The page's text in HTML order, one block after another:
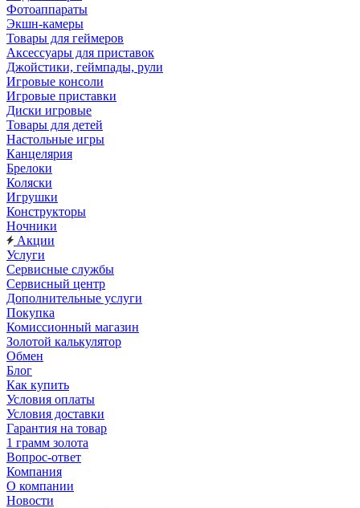
Фотоаппараты
Экшн-камеры
Товары для геймеров
Аксессуары для приставок
Джойстики, геймпады, рули
Игровые консоли
Игровые приставки
Диски игровые
Товары для детей
Настольные игры
Канцелярия
Брелоки
Коляски
Игрушки
Конструкторы
Ночники
Акции
Услуги
Сервисные службы
Сервисный центр
Дополнительные услуги
Покупка
Комиссионный магазин
Золотой калькулятор
Обмен
Блог
Как купить
Условия оплаты
Условия доставки
Гарантия на товар
1 грамм золота
Вопрос-ответ
Компания
О компании
Новости